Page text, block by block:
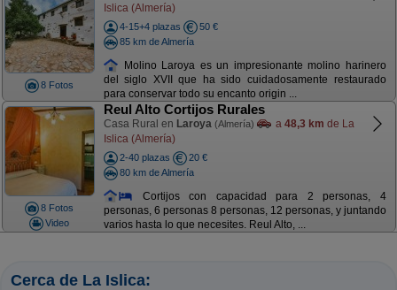
8 Fotos
Islica (Almería)
4-15+4 plazas
50 €
85 km de Almería
Molino Laroya es un impresionante molino harinero
del siglo XVII que ha sido cuidadosamente restaurado
para conservar todo su encanto origin ...
8 Fotos
Video
Reul Alto Cortijos Rurales
Casa Rural en Laroya (Almería) a 48,3 km de La
Islica (Almería)
2-40 plazas
20 €
80 km de Almería
Cortijos con capacidad para 2 personas, 4
personas, 6 personas 8 personas, 12 personas, y juntando
varios hasta lo que necesites. Reul Alto, ...
Cerca de La Islica: